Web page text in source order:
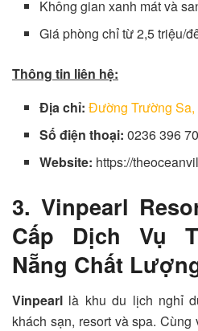
Không gian xanh mát và
Giá phòng chỉ từ 2,5 triệu/
Thông tin liên hệ:
Địa chỉ: Đường Trường
Số điện thoại: 0236 396
Website: https://
3. Vinpearl
Cấp Dịch Vụ
Nẵng Chất
Vinpearl là khu du lịch nghỉ
khách sạn, resort và spa.